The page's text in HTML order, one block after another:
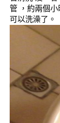
管 ，約兩個小
可以洗澡了。